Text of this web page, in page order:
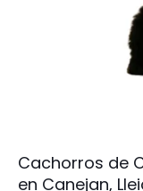
Cachorros de
en Canejan,